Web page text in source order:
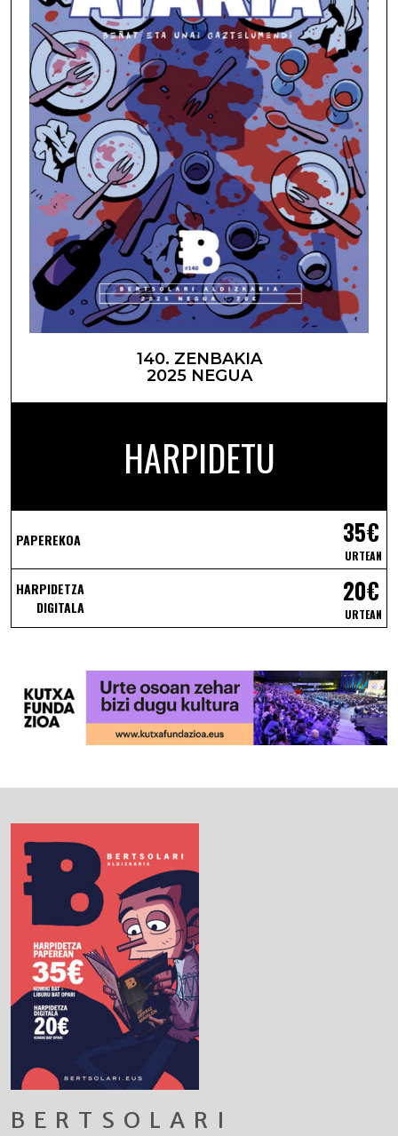
140. ZENBAKIA
2025 NEGUA
HARPIDETU
PAPEREKOA 35€
URTEAN
HARPIDETZA
DIGITALA
20€
URTEAN
BERTSOLARI